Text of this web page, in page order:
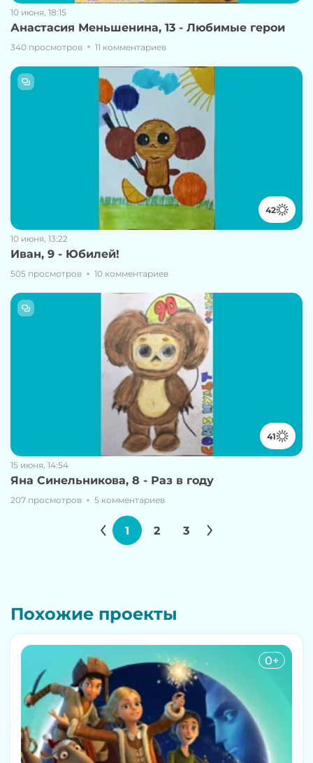
10 июня, 18:15
Анастасия Меньшенина, 13 - Любимые герои
340 просмотров 11 комментариев
42
10 июня, 13:22
Иван, 9 - Юбилей!
505 просмотров 10 комментариев
41
15 июня, 14:54
Яна Синельникова, 8 - Раз в году
207 просмотров 5 комментариев
1 2 3
Похожие проекты
0+